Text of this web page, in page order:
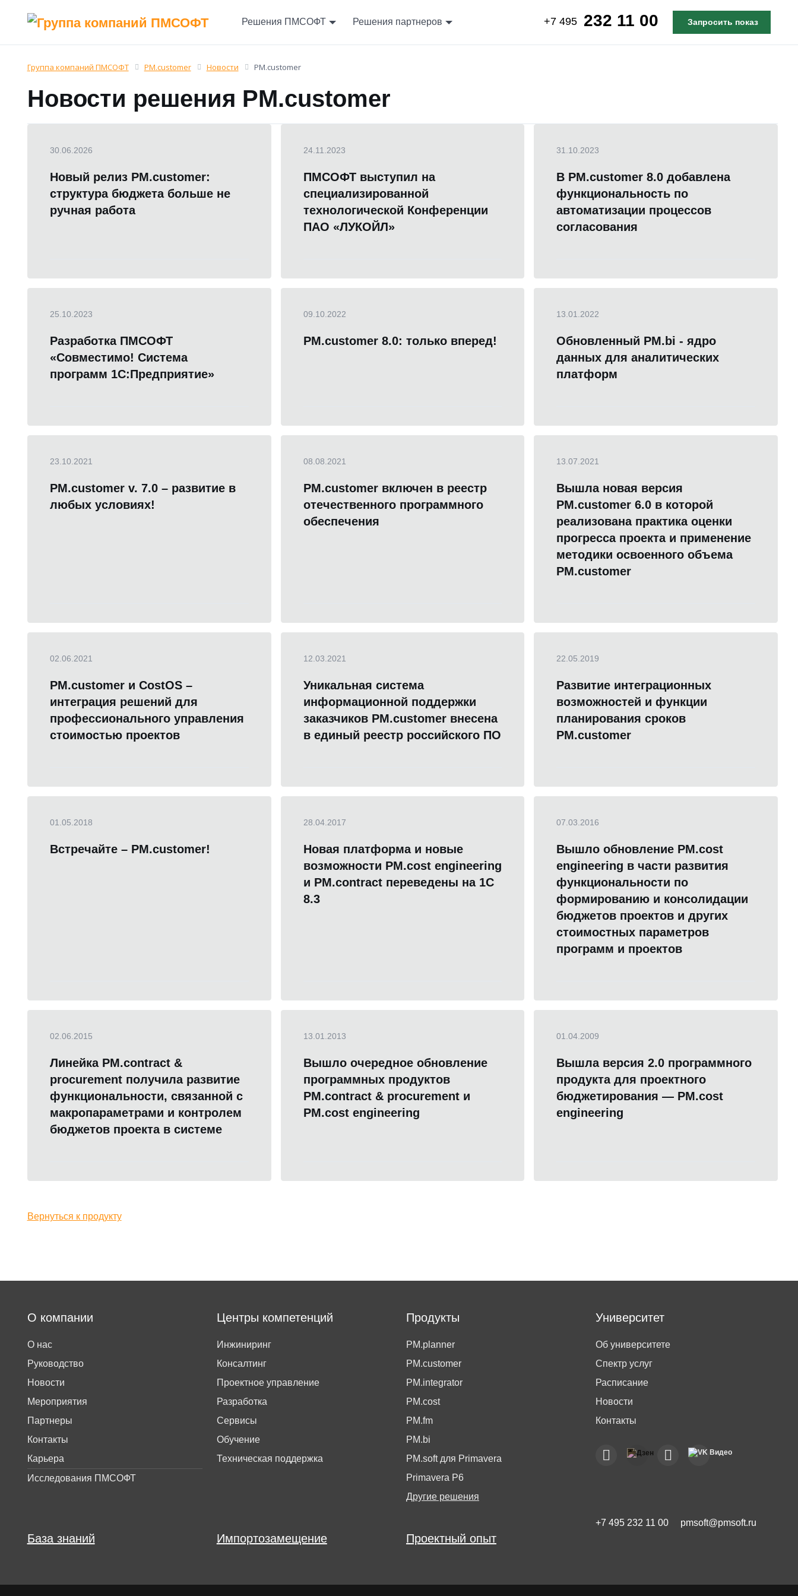
+7 495 232 11 00 Запросить показ
Решения ПМСОФТ Решения партнеров
Группа компаний ПМСОФТ PM.customer Новости PM.customer
Новости решения PM.customer
30.06.2026
Новый релиз PM.customer:
структура бюджета больше не
ручная работа
24.11.2023
ПМСОФТ выступил на
специализированной
технологической Конференции
ПАО «ЛУКОЙЛ»
31.10.2023
В PM.customer 8.0 добавлена
функциональность по
автоматизации процессов
согласования
25.10.2023
Разработка ПМСОФТ
«Совместимо! Система
программ 1С:Предприятие»
09.10.2022
PM.customer 8.0: только вперед!
13.01.2022
Обновленный PM.bi - ядро
данных для аналитических
платформ
23.10.2021
PM.customer v. 7.0 – развитие в
любых условиях!
08.08.2021
PM.customer включен в реестр
отечественного программного
обеспечения
13.07.2021
Вышла новая версия
PM.customer 6.0 в которой
реализована практика оценки
прогресса проекта и применение
методики освоенного объема
PM.customer
02.06.2021
PM.customer и CostOS –
интеграция решений для
профессионального управления
стоимостью проектов
12.03.2021
Уникальная система
информационной поддержки
заказчиков PM.customer внесена
в единый реестр российского ПО
22.05.2019
Развитие интеграционных
возможностей и функции
планирования сроков
PM.customer
01.05.2018
Встречайте – PM.customer!
28.04.2017
Новая платформа и новые
возможности PM.cost engineering
и PM.contract переведены на 1С
8.3
07.03.2016
Вышло обновление PM.cost
engineering в части развития
функциональности по
формированию и консолидации
бюджетов проектов и других
стоимостных параметров
программ и проектов
02.06.2015
Линейка PM.contract &
procurement получила развитие
функциональности, связанной с
макропараметрами и контролем
бюджетов проекта в системе
13.01.2013
Вышло очередное обновление
программных продуктов
PM.contract & procurement и
PM.cost engineering
01.04.2009
Вышла версия 2.0 программного
продукта для проектного
бюджетирования — PM.cost
engineering
Вернуться к продукту
О компании
О нас
Руководство
Новости
Мероприятия
Партнеры
Контакты
Карьера
Исследования ПМСОФТ
Центры компетенций
Инжиниринг
Консалтинг
Проектное управление
Разработка
Сервисы
Обучение
Техническая поддержка
Продукты
PM.planner
PM.customer
PM.integrator
PM.cost
PM.fm
PM.bi
PM.soft для Primavera
Primavera P6
Другие решения
Университет
Об университете
Спектр услуг
Расписание
Новости
Контакты
База знаний Импортозамещение Проектный опыт
+7 495 232 11 00 pmsoft@pmsoft.ru